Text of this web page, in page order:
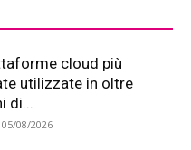
cloud più
utilizzate in oltre
di...
05/08/2026